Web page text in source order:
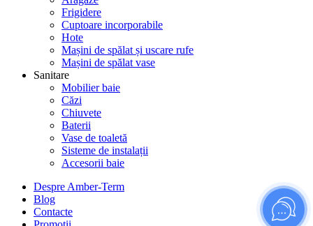
Frigidere
Cuptoare incorporabile
Hote
Mașini de spălat și uscare rufe
Mașini de spălat vase
Sanitare
Mobilier baie
Căzi
Chiuvete
Baterii
Vase de toaletă
Sisteme de instalații
Accesorii baie
Despre Amber-Term
Blog
Contacte